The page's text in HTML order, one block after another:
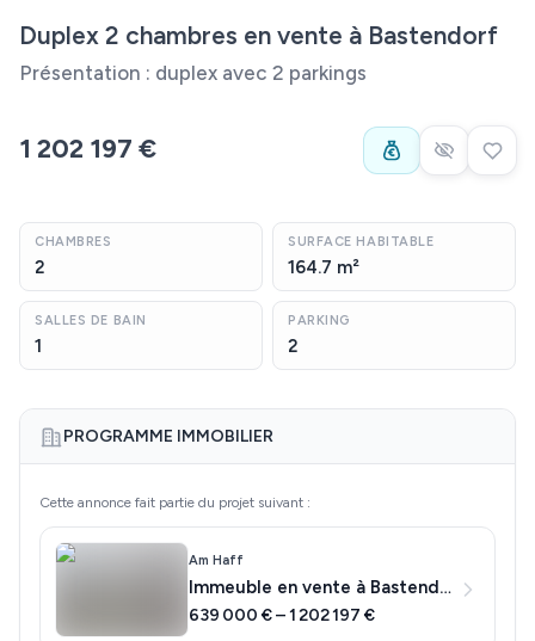
Duplex 2 chambres en vente à Bastendorf
Présentation : duplex avec 2 parkings
1 202 197 €
CHAMBRES
2
SURFACE HABITABLE
164.7 m²
SALLES DE BAIN
1
PARKING
2
PROGRAMME IMMOBILIER
Cette annonce fait partie du projet suivant :
Am Haff
Immeuble en vente à Bastendorf
639 000 € – 1 202 197 €